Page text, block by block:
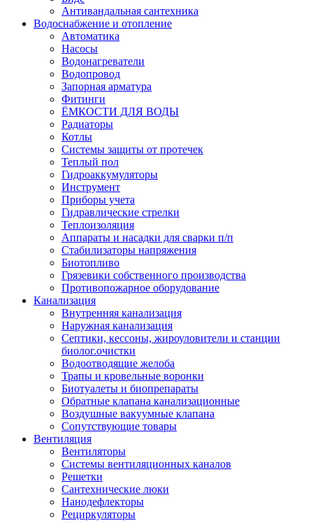
Антивандальная сантехника
Водоснабжение и отопление
Автоматика
Насосы
Водонагреватели
Водопровод
Запорная арматура
Фитинги
ЁМКОСТИ ДЛЯ ВОДЫ
Радиаторы
Котлы
Системы защиты от протечек
Теплый пол
Гидроаккумуляторы
Инструмент
Приборы учета
Гидравлические стрелки
Теплоизоляция
Аппараты и насадки для сварки п/п
Стабилизаторы напряжения
Биотопливо
Грязевики собственного производства
Противопожарное оборудование
Канализация
Внутренняя канализация
Наружная канализация
Септики, кессоны, жироуловители и станции
биолог.очистки
Водоотводящие желоба
Трапы и кровельные воронки
Биотуалеты и биопрепараты
Обратные клапана канализационные
Воздушные вакуумные клапана
Сопутствующие товары
Вентиляция
Вентиляторы
Системы вентиляционных каналов
Решетки
Сантехнические люки
Нанодефлекторы
Рециркуляторы